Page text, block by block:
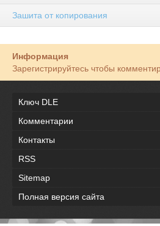
Зашита от копирования
Информация
Зарегистрируйтесь чтобы
Ключ DLE
Комментарии
Контакты
RSS
Sitemap
Полная версия сайта